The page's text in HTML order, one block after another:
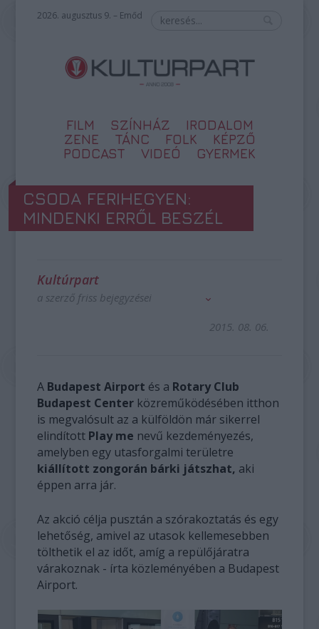
2026. augusztus 9. – Emőd
FILM SZÍNHÁZ
IRODALOM
ZENE
TÁNC FOLK
KÉPZŐ
PODCAST
VIDEÓ GYERMEK
CSODA FERIHEGYEN:
MINDENKI ERRŐL BESZÉL
Kultúrpart
a szerző friss bejegyzései
2015. 08. 06.
A Budapest Airport és a Rotary Club
Budapest Center közreműködésében itthon
is megvalósult az a külföldön már sikerrel
elindított Play me nevű kezdeményezés,
amelyben egy utasforgalmi területre
kiállított zongorán bárki játszhat, aki
éppen arra jár.
Az akció célja pusztán a szórakoztatás és egy
lehetőség, amivel az utasok kellemesebben
tölthetik el az időt, amíg a repülőjáratra
várakoznak - írta közleményében a Budapest
Airport.